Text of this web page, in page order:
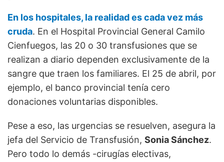
En los hospitales, la realidad es cada vez más
cruda. En el Hospital Provincial General Camilo
Cienfuegos, las 20 o 30 transfusiones que se
realizan a diario dependen exclusivamente de la
sangre que traen los familiares. El 25 de abril, por
ejemplo, el banco provincial tenía cero
donaciones voluntarias disponibles.
Pese a eso, las urgencias se resuelven, asegura la
jefa del Servicio de Transfusión, Sonia Sánchez.
Pero todo lo demás -cirugías electivas,